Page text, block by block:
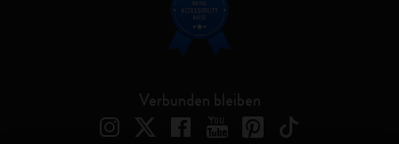
Verbunden bleiben